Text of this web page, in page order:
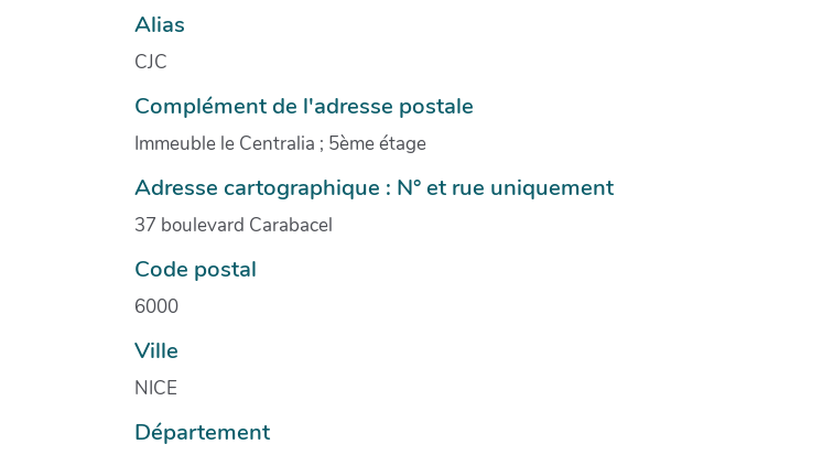
Alias
CJC
Complément de l'adresse postale
Immeuble le Centralia ; 5ème étage
Adresse cartographique : N° et rue uniquement
37 boulevard Carabacel
Code postal
6000
Ville
NICE
Département